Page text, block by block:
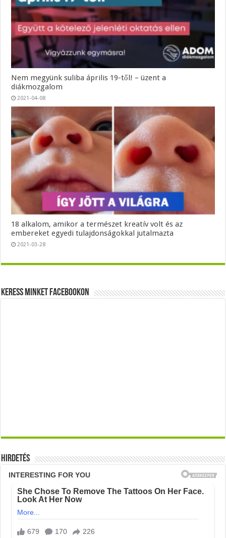
Nem megyünk suliba április 19-től! – üzent a
diákmozgalom
2021-04-08
18 alkalom, amikor a természet kreatív volt és az
embereket egyedi tulajdonságokkal jutalmazta
2021-03-28
Keress minket Facebookon
Hirdetés